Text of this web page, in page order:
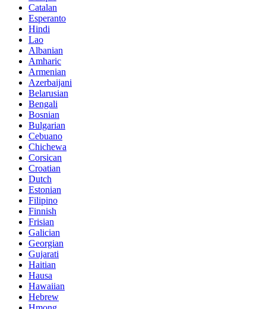
Catalan
Esperanto
Hindi
Lao
Albanian
Amharic
Armenian
Azerbaijani
Belarusian
Bengali
Bosnian
Bulgarian
Cebuano
Chichewa
Corsican
Croatian
Dutch
Estonian
Filipino
Finnish
Frisian
Galician
Georgian
Gujarati
Haitian
Hausa
Hawaiian
Hebrew